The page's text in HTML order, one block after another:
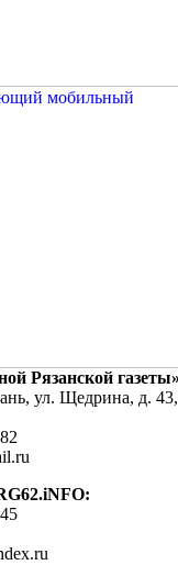
Рязанской газеты»
ул. Щедрина, д.